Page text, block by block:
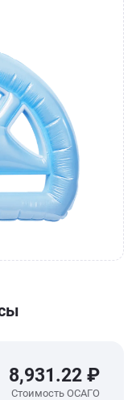
8,931.22 ₽
Стоимость ОСАГО